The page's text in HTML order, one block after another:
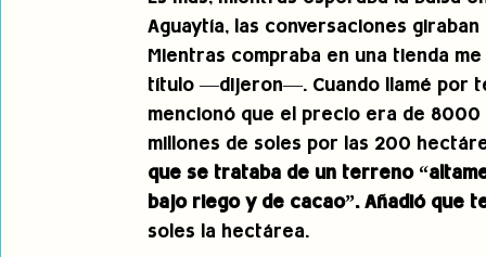
Aguaytía, las conversaciones
Mientras compraba en una tienda
título —dijeron—. Cuando llamé por
mencionó que el precio era de
millones de soles por las 200
que se trataba de un terreno
bajo riego y de cacao”. Añadió que
soles la hectárea.